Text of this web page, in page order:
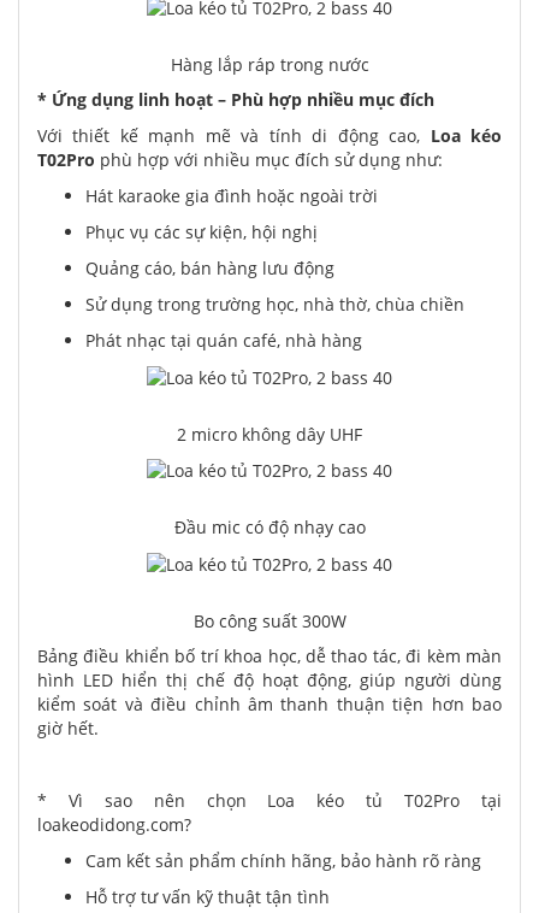
Hàng lắp ráp trong nước
* Ứng dụng linh hoạt – Phù hợp nhiều mục đích
Với thiết kế mạnh mẽ và tính di động cao, Loa kéo
T02Pro phù hợp với nhiều mục đích sử dụng như:
Hát karaoke gia đình hoặc ngoài trời
Phục vụ các sự kiện, hội nghị
Quảng cáo, bán hàng lưu động
Sử dụng trong trường học, nhà thờ, chùa chiền
Phát nhạc tại quán café, nhà hàng
2 micro không dây UHF
Đầu mic có độ nhạy cao
Bo công suất 300W
Bảng điều khiển bố trí khoa học, dễ thao tác, đi kèm màn
hình LED hiển thị chế độ hoạt động, giúp người dùng
kiểm soát và điều chỉnh âm thanh thuận tiện hơn bao
giờ hết.
* Vì sao nên chọn Loa kéo tủ T02Pro tại
loakeodidong.com?
Cam kết sản phẩm chính hãng, bảo hành rõ ràng
Hỗ trợ tư vấn kỹ thuật tận tình